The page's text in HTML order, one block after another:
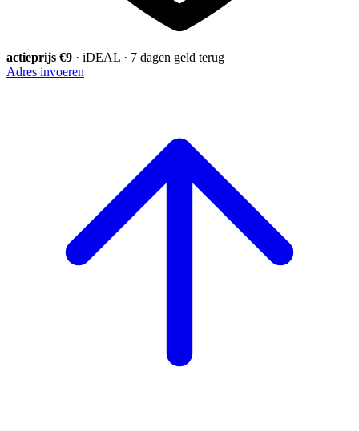
actieprijs €9 · iDEAL · 7 dagen geld terug
Adres invoeren